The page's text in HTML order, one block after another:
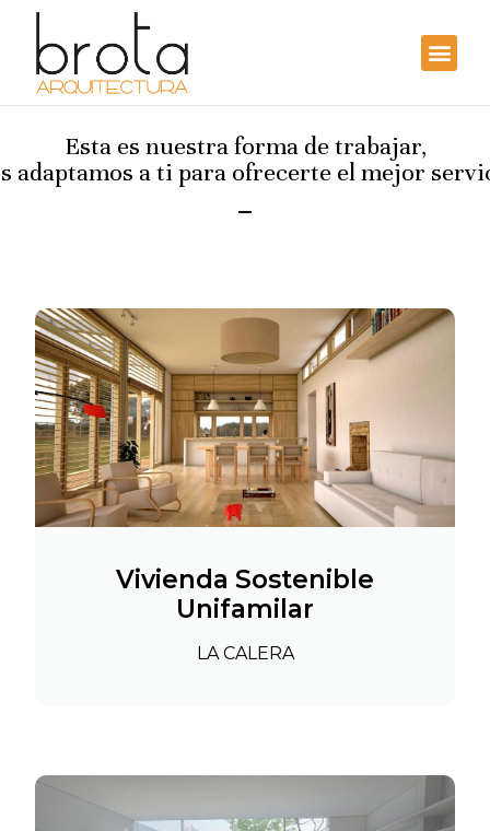
Esta es nuestra forma de trabajar,
adaptamos a ti para ofrecerte el mejor
Vivienda Sostenible
Unifamilar
LA CALERA